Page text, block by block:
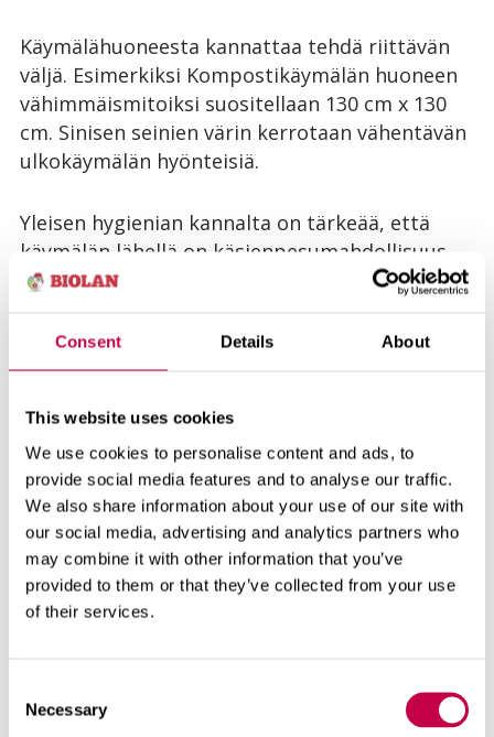
Consent Details About
This website uses cookies
We use cookies to personalise content and ads, to
provide social media features and to analyse our traffic.
We also share information about your use of our site with
our social media, advertising and analytics partners who
may combine it with other information that you’ve
provided to them or that they’ve collected from your use
of their services.
Selection
Necessary
Käymälähuoneesta kannattaa tehdä riittävän
väljä. Esimerkiksi Kompostikäymälän huoneen
vähimmäismitoiksi suositellaan 130 cm x 130
cm. Sinisen seinien värin kerrotaan vähentävän
ulkokäymälän hyönteisiä.
Yleisen hygienian kannalta on tärkeää, että
käymälän lähellä on käsienpesumahdollisuus.
Käymälässä kannattaa olla roskakori roskille,
kompostoitumattomia roskia ja huonetila
säilyy siistinä.
Lue lisää aiheista
ekoasuminen kuivakäymälä
Aiheeseen liittyviä tuotteita